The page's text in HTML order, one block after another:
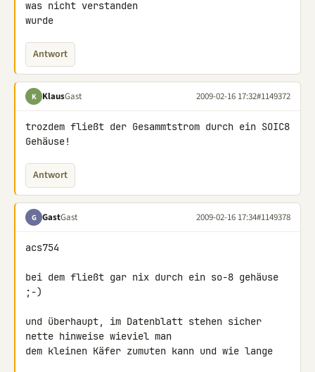
was nicht verstanden
wurde
Antwort
K KlausGast 2009-02-16 17:32#1149372
trozdem fließt der Gesammtstrom durch ein SOIC8
Gehäuse!
Antwort
G GastGast 2009-02-16 17:34#1149378
acs754
bei dem fließt gar nix durch ein so-8 gehäuse
;-)
und überhaupt, im Datenblatt stehen sicher
nette hinweise wieviel man
dem kleinen Käfer zumuten kann und wie lange